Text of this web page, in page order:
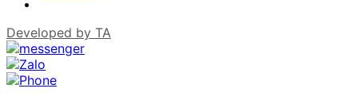
Developed by TA